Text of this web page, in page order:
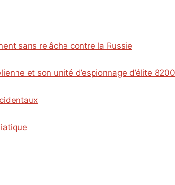
sans relâche contre la Russie
et son unité d’espionnage d’élite 8200